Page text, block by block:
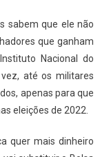
sabem que ele não
que ganham
Nacional do
até os militares
apenas para que
eleições de 2022.
quer mais dinheiro